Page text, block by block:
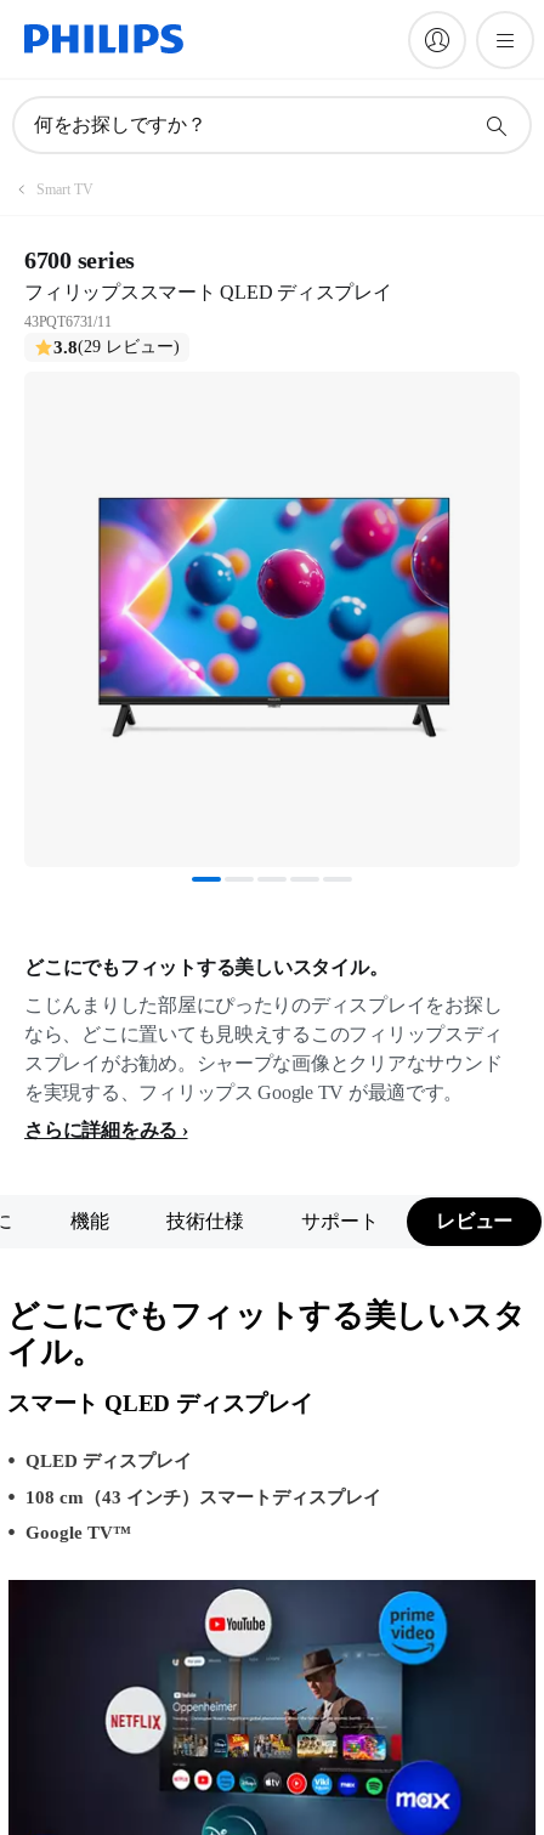
何をお探しですか？
Smart TV
6700 series
フィリップススマート QLED ディスプレイ
43PQT6731/11
3.8(29 レビュー)
どこにでもフィットする美しいスタイル。
こじんまりした部屋にぴったりのディスプレイをお探し
なら、どこに置いても見映えするこのフィリップスディ
スプレイがお勧め。シャープな画像とクリアなサウンド
を実現する、フィリップス Google TV が最適です。
さらに詳細をみる
機能 技術仕様 サポート レビュー
どこにでもフィットする美しいスタ
イル。
スマート QLED ディスプレイ
QLED ディスプレイ
108 cm（43 インチ）スマートディスプレイ
Google TV™